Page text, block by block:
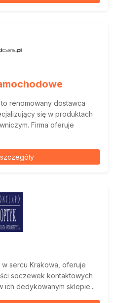
renomowany dostawca
się w produktach
Firma oferuje
sercu Krakowa, oferuje
soczewek kontaktowych
ich dedykowanym sklepie...